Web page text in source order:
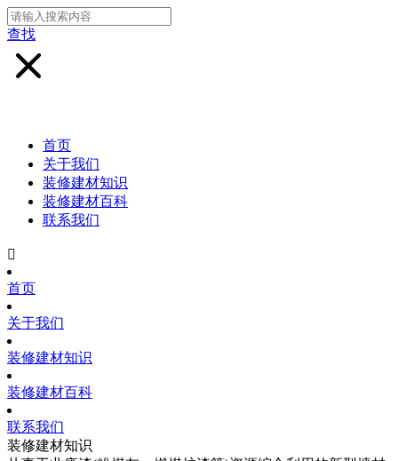
查找
首页
关于我们
装修建材知识
装修建材百科
联系我们

首页
关于我们
装修建材知识
装修建材百科
联系我们
装修建材知识